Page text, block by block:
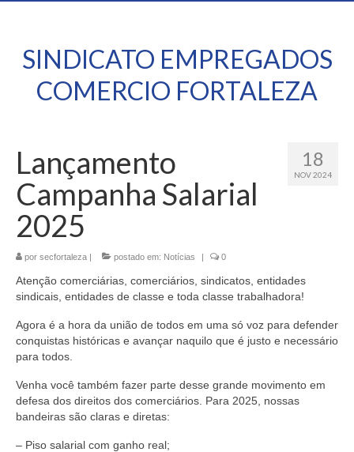
SINDICATO EMPREGADOS
COMERCIO FORTALEZA
18
NOV 2024
Lançamento
Campanha Salarial
2025
por secfortaleza | postado em: Notícias | 0
Atenção comerciárias, comerciários, sindicatos, entidades
sindicais, entidades de classe e toda classe trabalhadora!
Agora é a hora da união de todos em uma só voz para defender
conquistas históricas e avançar naquilo que é justo e necessário
para todos.
Venha você também fazer parte desse grande movimento em
defesa dos direitos dos comerciários. Para 2025, nossas
bandeiras são claras e diretas:
– Piso salarial com ganho real;